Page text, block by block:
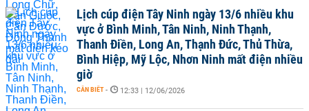
Lịch cúp điện Tây Ninh ngày 13/6 nhiều khu
vực ở Bình Minh, Tân Ninh, Ninh Thạnh,
Thanh Điền, Long An, Thạnh Đức, Thủ Thừa,
Bình Hiệp, Mỹ Lộc, Nhơn Ninh mất điện nhiều
giờ
CẦN BIẾT - 12:33 | 12/06/2026